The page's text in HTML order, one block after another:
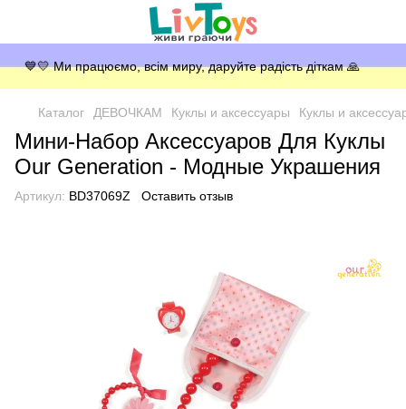
💙💛 Ми працюємо, всім миру, даруйте радість діткам 🙏
Каталог ДЕВОЧКАМ Куклы и аксессуары Куклы и
Мини-Набор Аксессуаров Для Куклы
Our Generation - Модные Украшения
Артикул: BD37069Z Оставить отзыв